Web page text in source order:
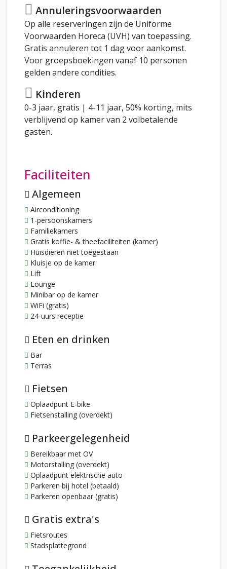
Annuleringsvoorwaarden
Op alle reserveringen zijn de Uniforme
Voorwaarden Horeca (UVH) van toepassing.
Gratis annuleren tot 1 dag voor aankomst.
Voor groepsboekingen vanaf 10 personen
gelden andere condities.
Kinderen
0-3 jaar, gratis | 4-11 jaar, 50% korting, mits
verblijvend op kamer van 2 volbetalende
gasten.
Faciliteiten
Algemeen
Airconditioning
1-persoonskamers
Familiekamers
Gratis koffie- & theefaciliteiten (kamer)
Huisdieren niet toegestaan
Kluisje op de kamer
Lift
Lounge
Minibar op de kamer
WiFi (gratis)
24-uurs receptie
Eten en drinken
Bar
Terras
Fietsen
Oplaadpunt E-bike
Fietsenstalling (overdekt)
Parkeergelegenheid
Bereikbaar met OV
Motorstalling (overdekt)
Oplaadpunt elektrische auto
Parkeren bij hotel (betaald)
Parkeren openbaar (gratis)
Gratis extra's
Fietsroutes
Stadsplattegrond